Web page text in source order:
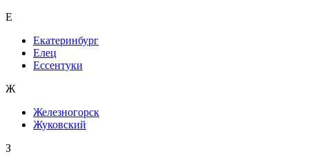
Е
Екатеринбург
Елец
Ессентуки
Ж
Железногорск
Жуковский
З